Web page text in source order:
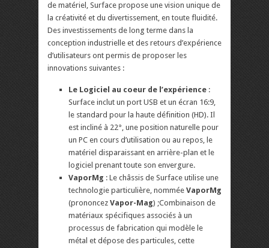
de matériel, Surface propose une vision unique de
la créativité et du divertissement, en toute fluidité.
Des investissements de long terme dans la
conception industrielle et des retours d’expérience
d’utilisateurs ont permis de proposer les
innovations suivantes :
Le Logiciel au coeur de l’expérience :
Surface inclut un port USB et un écran 16:9,
le standard pour la haute définition (HD). Il
est incliné à 22°, une position naturelle pour
un PC en cours d’utilisation ou au repos, le
matériel disparaissant en arrière-plan et le
logiciel prenant toute son envergure.
VaporMg : Le châssis de Surface utilise une
technologie particulière, nommée VaporMg
(prononcez Vapor-Mag) ;Combinaison de
matériaux spécifiques associés à un
processus de fabrication qui modèle le
métal et dépose des particules, cette